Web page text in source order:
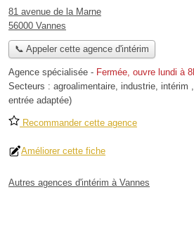
81 avenue de la Marne
56000 Vannes
📞 Appeler cette agence d'intérim
Agence spécialisée - Fermée, ouvre lundi à
Secteurs : agroalimentaire, industrie, intérim ,
entrée adaptée)
Recommander cette agence
Améliorer cette fiche
Autres agences d'intérim à Vannes